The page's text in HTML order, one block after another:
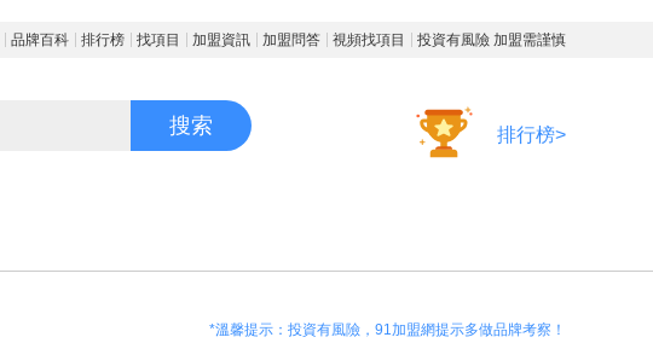
品牌百科 排行榜 找項目 加盟資訊 加盟問答 視頻找項目 投資有風險 加盟需謹慎
搜索 排行榜>
*溫馨提示：投資有風險，91加盟網提示多做品牌考察！